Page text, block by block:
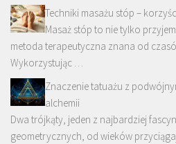
Techniki masażu stóp –
Masaż stóp to nie tylko
metoda terapeutyczna znana od
Wykorzystując …
Znaczenie tatuażu z
alchemii
Dwa trójkąty, jeden z najbardziej
geometrycznych, od wieków